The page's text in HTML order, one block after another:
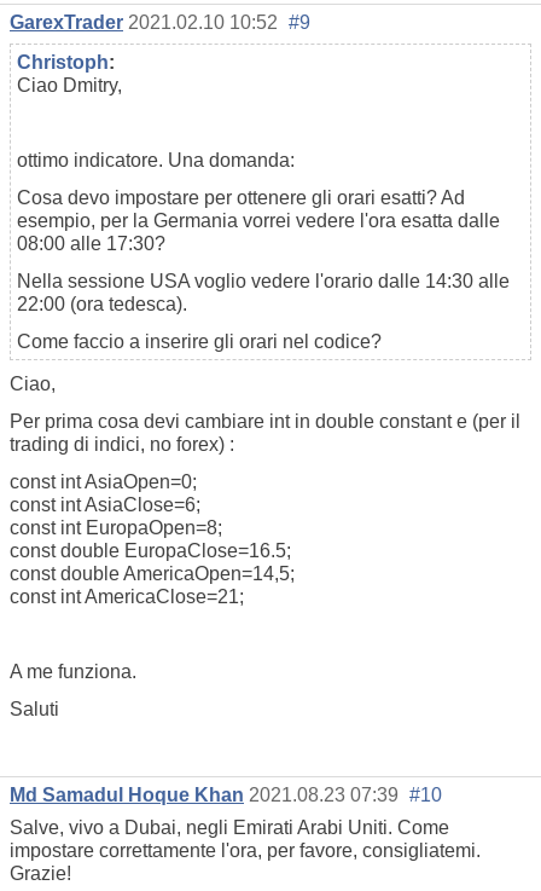
GarexTrader 2021.02.10 10:52 #9
Christoph:
Ciao Dmitry,
ottimo indicatore. Una domanda:
Cosa devo impostare per ottenere gli orari esatti? Ad
esempio, per la Germania vorrei vedere l'ora esatta dalle
08:00 alle 17:30?
Nella sessione USA voglio vedere l'orario dalle 14:30 alle
22:00 (ora tedesca).
Come faccio a inserire gli orari nel codice?
Ciao,
Per prima cosa devi cambiare int in double constant e (per il
trading di indici, no forex) :
const int AsiaOpen=0;
const int AsiaClose=6;
const int EuropaOpen=8;
const double EuropaClose=16.5;
const double AmericaOpen=14,5;
const int AmericaClose=21;
A me funziona.
Saluti
Md Samadul Hoque Khan 2021.08.23 07:39 #10
Salve, vivo a Dubai, negli Emirati Arabi Uniti. Come
impostare correttamente l'ora, per favore, consigliatemi.
Grazie!